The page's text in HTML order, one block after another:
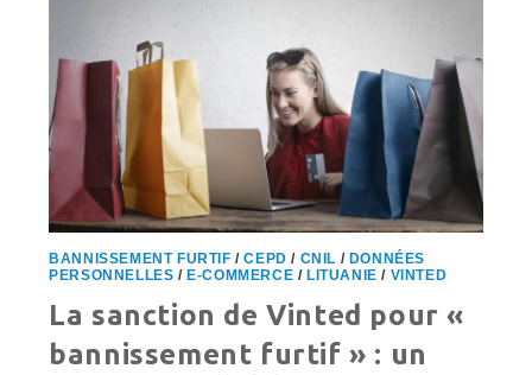
BANNISSEMENT FURTIF /CEPD / CNIL / DONNÉES
PERSONNELLES /E-COMMERCE /LITUANIE / VINTED
La sanction de Vinted pour «
bannissement furtif » : un